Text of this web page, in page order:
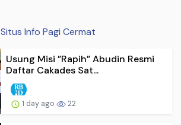
Situs Info Pagi Cermat
Usung Misi ”Rapih” Abudin Resmi
Daftar Cakades Sat...
1 day ago 22